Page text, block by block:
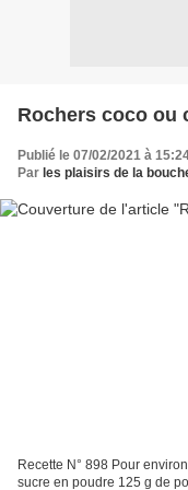
Rochers coco ou
Publié le 07/02/2021 à
Par les plaisirs de la
Recette N° 898 Pour
sucre en poudre 125 g de